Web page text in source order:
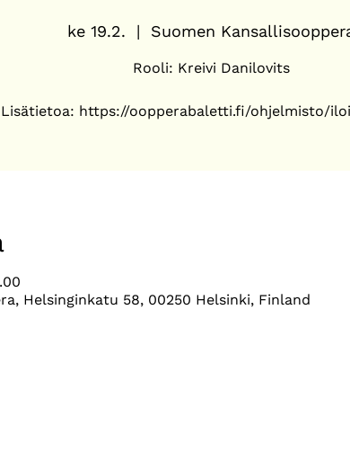
ke 19.2.
  |
Suomen
Rooli: Kreivi Danilovits
Lisätietoa: https://oopperabaletti.fi/ohjelmisto/
Helsinginkatu 58, 00250 Helsinki, Finland